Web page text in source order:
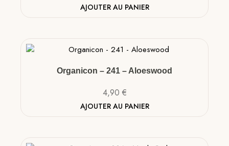
AJOUTER AU PANIER
Organicon – 241 – Aloeswood
4,90 €
AJOUTER AU PANIER